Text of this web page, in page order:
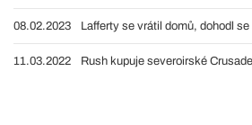
08.02.2023 Lafferty se vrátil domů, dohodl
11.03.2022 Rush kupuje severoirské